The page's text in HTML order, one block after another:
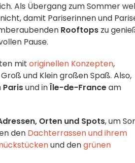
Als Übergang zum Sommer
damit Pariserinnen und
Rooftops zu
Pause.
mit originellen Konzepten,
und Klein großen Spaß. Also,
Parisund inÎle-de-Franceam
Orten und Spots, um
den Dachterrassen und ihrem
und dengrünen